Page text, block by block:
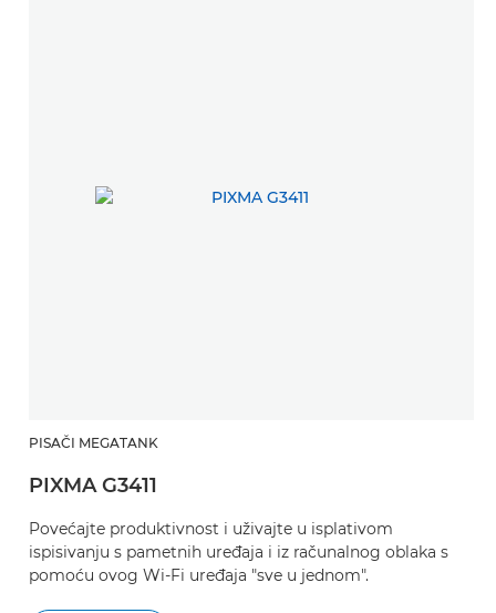
PISAČI MEGATANK
PIXMA G3411
Povećajte produktivnost i uživajte u isplativom
ispisivanju s pametnih uređaja i iz računalnog oblaka s
pomoću ovog Wi-Fi uređaja "sve u jednom".